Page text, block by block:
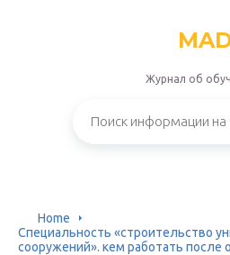
Журнал об
Home
Специальность «строительство
сооружений». кем работать после